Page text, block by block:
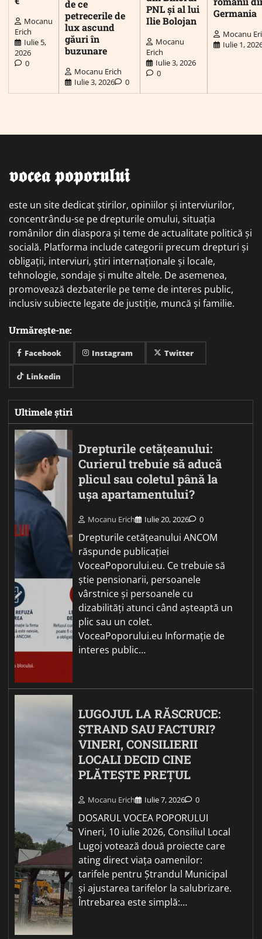
Mocanu
Erich
Iulie 5,
2026
0
de ce
petrecerile de
lux ascund
găuri în
buzunare
Mocanu Erich
Iulie 3, 2026
0
PNL și al lui
Ilie Bolojan
Mocanu
Erich
Iulie 3, 2026
0
Germania
Mocanu
Iulie 1,
𝖛𝖔𝖈𝖊𝖆 𝖕𝖔𝖕𝖔𝖗𝖚𝖑𝖚𝖎
este un site dedicat știrilor, opiniilor și interviurilor,
concentrându-se pe drepturile omului, situația
românilor din diaspora și teme de actualitate politică și
socială. Platforma include categorii precum drepturi și
obligații, interviuri, știri internaționale și locale,
tehnologie, sondaje și multe altele. De asemenea,
promovează dezbaterile pe teme de interes public,
inclusiv subiecte legate de justiție, muncă și familie.
Urmărește-ne:
Facebook Instagram Twitter
Linkedin
Ultimele știri
Drepturile cetățeanului:
Curierul trebuie să aducă
plicul sau coletul până la
ușa apartamentului?
Mocanu Erich Iulie 20, 2026 0
Drepturile cetățeanului ANCOM
răspunde publicației
VoceaPoporului.eu. Ce trebuie să
știe pensionarii, persoanele
vârstnice și persoanele cu
dizabilități atunci când așteaptă un
plic sau un colet.
VoceaPoporului.eu Informație de
interes public…
LUGOJUL LA RĂSCRUCE:
ȘTRAND SAU FACTURI?
VINERI, CONSILIERII
LOCALI DECID CINE
PLĂTEȘTE PREȚUL
Mocanu Erich Iulie 7, 2026 0
DOSARUL VOCEA POPORULUI
Vineri, 10 iulie 2026, Consiliul Local
Lugoj votează două proiecte care
ating direct viața oamenilor:
tarifele pentru Ștrandul Municipal
și ajustarea tarifelor la salubrizare.
Întrebarea este simplă:…